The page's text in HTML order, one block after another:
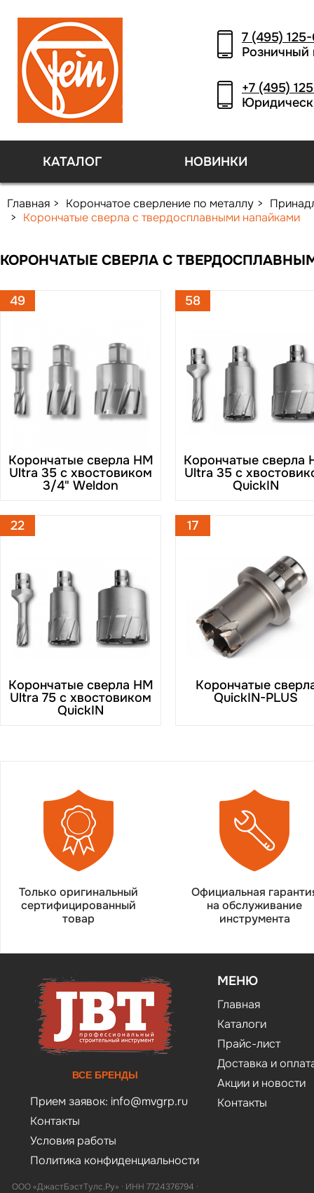
7 (495)
Розничный
+7 (495)
КАТАЛОГ НОВИНКИ
Главная Корончатое сверление по металлу
Корончатые сверла с твердосплавными напайками
КОРОНЧАТЫЕ СВЕРЛА С
Корончатые сверла HM
Ultra 35 с хвостовиком
3/4" Weldon
49
Корончатые сверла
Ultra 35 с
QuickIN
58
Корончатые сверла HM
Ultra 75 с хвостовиком
QuickIN
22
Корончатые
QuickIN-PLUS
17
Только оригинальный
сертифицированный
товар
Официальная
на обслуживание
инструмента
ВСЕ БРЕНДЫ
Прием заявок: info@mvgrp.ru
Контакты
Условия работы
Политика конфиденциальности
ООО «ДжастБэстТулс.Ру» · ИНН 7724376794 ·
МЕНЮ
Главная
Каталоги
Прайс-лист
Доставка и
Акции и новости
Контакты